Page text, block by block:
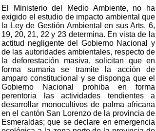
El Ministerio del Medio Ambiente, no ha
exigido el estudio de impacto ambiental que
la Ley de Gestión Ambiental en sus Arts. 6,
19, 20, 21, 22 y 23 determina. En vista de la
actitud negligente del Gobierno Nacional y
de las autoridades ambientales, respecto de
la deforestación masiva, solicitan que en
forma sumaria se tramite la acción de
amparo constitucional y se disponga que el
Gobierno Nacional prohiba en forma
perentoria las actividades tendientes a
desarrollar monocultivos de palma africana
en el cantón San Lorenzo de la provincia de
Esmeraldas; que se declare en emergencia